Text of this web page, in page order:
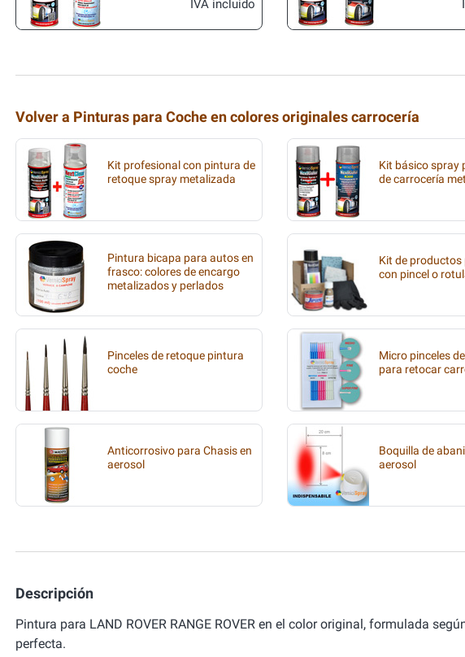
IVA incluido
Volver a Pinturas para Coche en colores originales carrocería
Kit profesional con pintura de
retoque spray metalizada
Kit básico spray
de carrocería
Pintura bicapa para autos en
frasco: colores de encargo
metalizados y perlados
Kit de
con pincel o
Pinceles de retoque pintura
coche
Micro pinceles
para retocar
Anticorrosivo para Chasis en
aerosol
Boquilla de
aerosol
Descripción
Pintura para LAND ROVER RANGE ROVER en el color original, formulada
perfecta.